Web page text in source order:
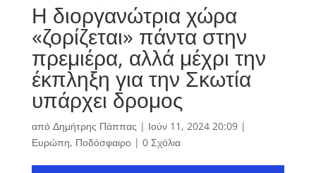
Η διοργανώτρια χώρα
«ζορίζεται» πάντα στην
πρεμιέρα, αλλά μέχρι την
έκπληξη για την Σκωτία
υπάρχει δρομος
από Δημήτρης Πάππας | Ιούν 11, 2024 20:09|
Ευρώπη, Ποδόσφαιρο| 0 Σχόλια